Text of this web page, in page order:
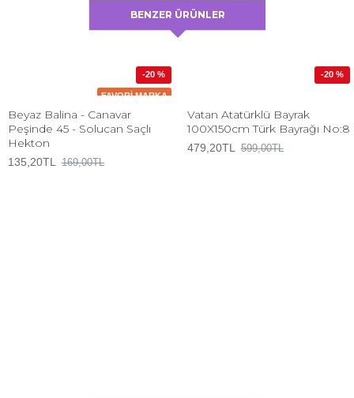
BENZER ÜRÜNLER
FAVORI MARKA
-20 %
Beyaz Balina - Canavar
Peşinde 45 - Solucan Saçlı
Hekton
135,20TL 169,00TL
-20 %
Vatan Atatürklü Bayrak
100X150cm Türk Bayrağı No:8
479,20TL 599,00TL